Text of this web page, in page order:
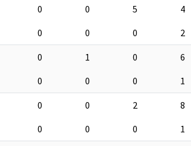
0 0 5
4
0 0 0 2
0 1 0
6
0 0 0 1
0 0 2
8
0 0 0 1